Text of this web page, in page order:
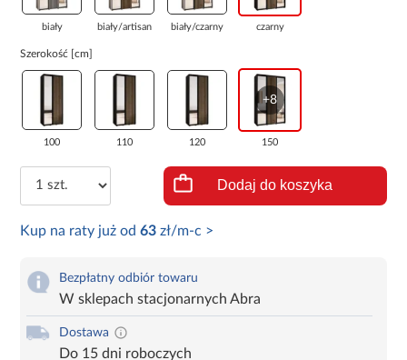
biały biały/artisan biały/czarny czarny
Szerokość [cm]
100 110 120
+8
150
Dodaj do koszyka
Kup na raty już od63 zł/m-c >
Bezpłatny odbiór towaru
W sklepach stacjonarnych Abra
Dostawa
Do 15 dni roboczych